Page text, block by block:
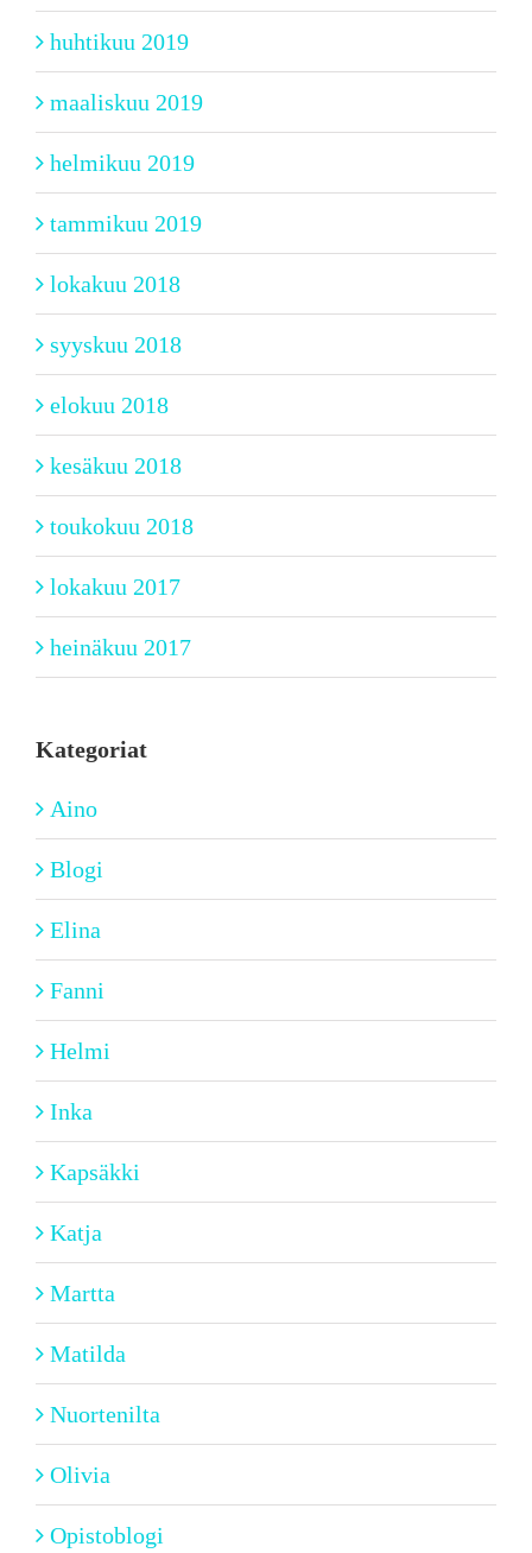
huhtikuu 2019
maaliskuu 2019
helmikuu 2019
tammikuu 2019
lokakuu 2018
syyskuu 2018
elokuu 2018
kesäkuu 2018
toukokuu 2018
lokakuu 2017
heinäkuu 2017
Kategoriat
Aino
Blogi
Elina
Fanni
Helmi
Inka
Kapsäkki
Katja
Martta
Matilda
Nuortenilta
Olivia
Opistoblogi